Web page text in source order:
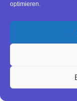
optimieren.